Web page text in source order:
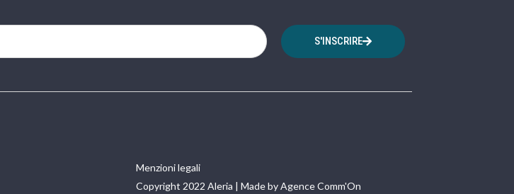
S'INSCRIRE
Menzioni legali
Copyright 2022 Aleria | Made by Agence Comm'On